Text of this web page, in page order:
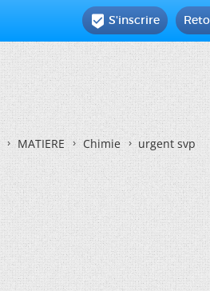
 S'inscrire
MATIERE Chimie urgent svp